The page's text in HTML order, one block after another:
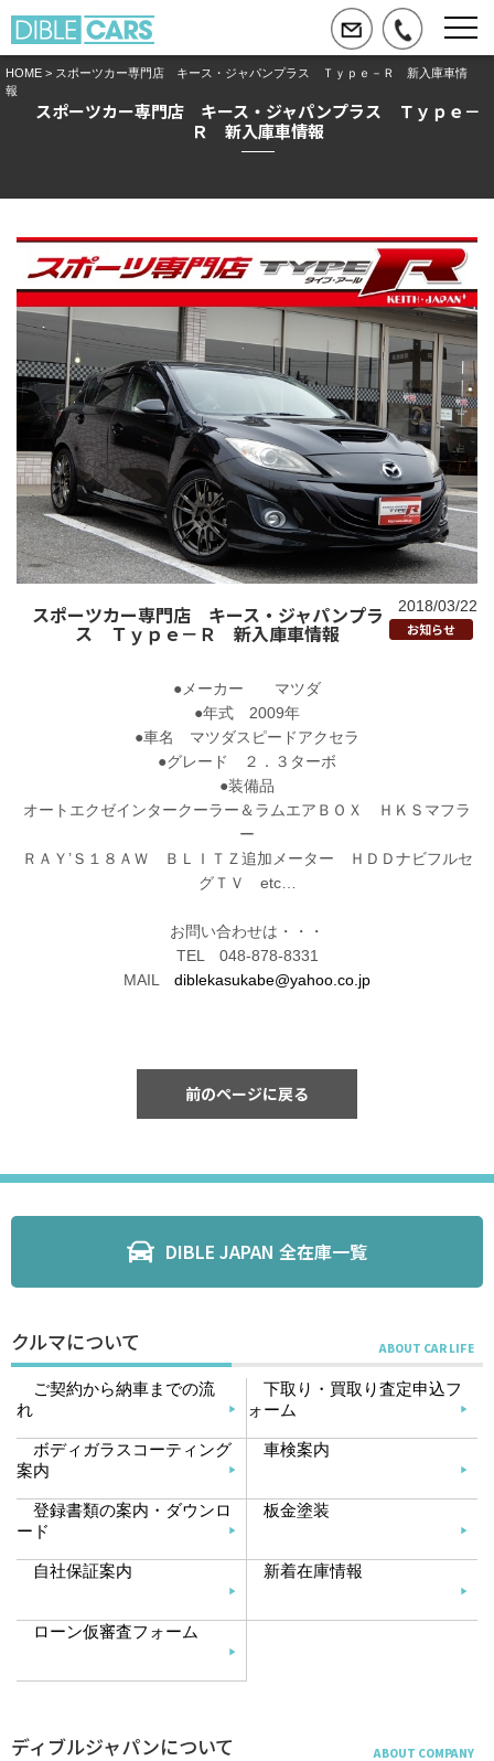
HOME > スポーツカー専門店 キース・ジャパンプラス Ｔｙｐｅ－Ｒ 新入庫車情
報
スポーツカー専門店 キース・ジャパンプラス Ｔｙｐｅ－
Ｒ 新入庫車情報
スポーツカー専門店 キース・ジャパンプラ
ス Ｔｙｐｅ－Ｒ 新入庫車情報
2018/03/22
お知らせ
●メーカー マツダ
●年式 2009年
●車名 マツダスピードアクセラ
●グレード ２．３ターボ
●装備品
オートエクゼインタークーラー＆ラムエアＢＯＸ ＨＫＳマフラ
ー
ＲＡＹ’Ｓ１８ＡＷ ＢＬＩＴＺ追加メーター ＨＤＤナビフルセ
グＴＶ etc…
お問い合わせは・・・
TEL 048-878-8331
MAIL diblekasukabe@yahoo.co.jp
前のページに戻る
DIBLE JAPAN 全在庫一覧
クルマについて
ご契約から納車までの流
れ
下取り・買取り査定申込フ
ォーム
ボディガラスコーティング
案内
車検案内
登録書類の案内・ダウンロ
ード
板金塗装
自社保証案内 新着在庫情報
ローン仮審査フォーム
ディブルジャパンについて